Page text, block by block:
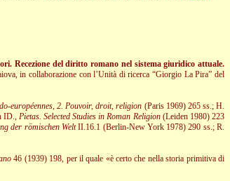
Recezione del diritto romano nel sistema giuridico attuale.
in collaborazione conl’Unità di ricerca “Giorgio La Pira” del
européennes, 2.Pouvoir, droit, religion (Paris 1969) 265 ss.;H.
ID., Pietas. Selected Studies in Roman Religion(Leiden 1980) 223
der römischen WeltII.16.1 (Berlin-New York 1978) 290 ss.;R.
46 (1939) 198, per il quale «è certo che nella storia primitiva di